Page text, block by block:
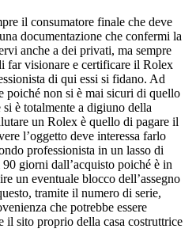
il consumatore finale che deve
documentazione che confermi la
anche a dei privati, ma sempre
far visionare e certificare il Rolex
di qui essi si fidano. Ad
non si è mai sicuri di quello
si è totalmente a digiuno della
un Rolex è quello di pagare il
l’oggetto deve interessa farlo
professionista in un lasso di
giorni dall’acquisto poiché è in
un eventuale blocco dell’assegno
tramite il numero di serie,
che potrebbe essere
il sito proprio della casa costruttrice